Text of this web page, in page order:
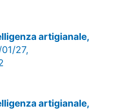
artigianale,
27,
artigianale,